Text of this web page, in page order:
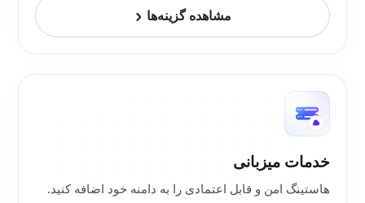
مشاهده گزینه‌ها
خدمات میزبانی
هاستینگ امن و قابل اعتمادی را به دامنه خود اضافه کنید.